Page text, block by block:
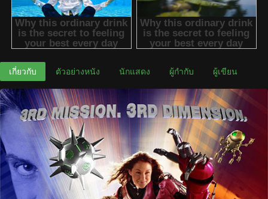
เกี่ยวกับ ตัวอย่างหนัง นักแสดง ผู้กำกับ ผู้เขียน